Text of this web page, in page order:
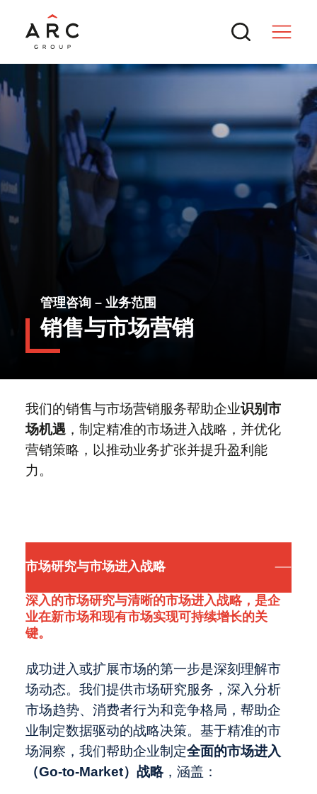
新闻与行业洞察
联系方式
关于我们
热门搜索
成功SPAC交易的核心逻辑
境外上市备案新规全解：中国证监会最
新动态与实操要点
ARC 集团参与MTT Shipping and
Logistics Bhd.（BURSA: MTTSL）
IPO
中国大卖场行业的发展与变革
再度斩获国际殊荣！ARC集团获评
开冰啤酒之前的故事
2025年资本市场：适应市场变革与上
市新规
2025年，SPAC重振旗鼓
ARC集团荣膺2025亚洲咨询行业领军
销售与市场营销
管理咨询 – 业务范围
我们的销售与市场营销服务帮助企业识别市
场机遇 ，制定精准的市场进入战略，并优化
营销策略，以推动业务扩张并提升盈利能
力。
市场研究与市场进入战略
深入的市场研究与清晰的市场进入战略，是企
业在新市场和现有市场实现可持续增长的关
键。
成功进入或扩展市场的第一步是深刻理解市
场动态。我们提供市场研究服务，深入分析
市场趋势、消费者行为和竞争格局，帮助企
业制定数据驱动的战略决策。基于精准的市
场洞察，我们帮助企业制定全面的市场进入
（Go-to-Market）战略，涵盖：